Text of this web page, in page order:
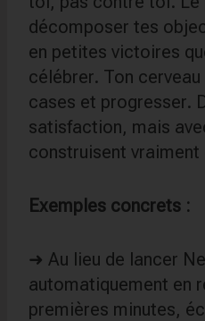
décomposer tes
en petites victoires
célébrer. Ton
cases et progresser.
satisfaction, mais
construisent vraiment
Exemples concrets :
➜ Au lieu de lancer
automatiquement en
premières minutes,